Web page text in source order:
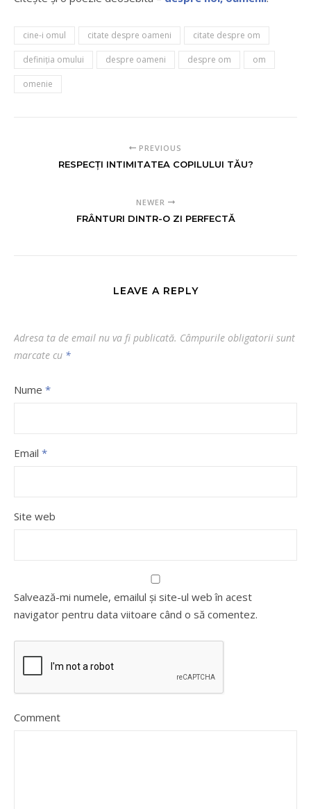
cine-i omul citate despre oameni citate despre om
definiţia omului despre oameni despre om om
omenie
PREVIOUS
RESPECŢI INTIMITATEA COPILULUI TĂU?
NEWER
FRÂNTURI DINTR-O ZI PERFECTĂ
LEAVE A REPLY
Adresa ta de email nu va fi publicată. Câmpurile obligatorii sunt
marcate cu *
Nume *
Email *
Site web
Salvează-mi numele, emailul și site-ul web în acest
navigator pentru data viitoare când o să comentez.
Comment